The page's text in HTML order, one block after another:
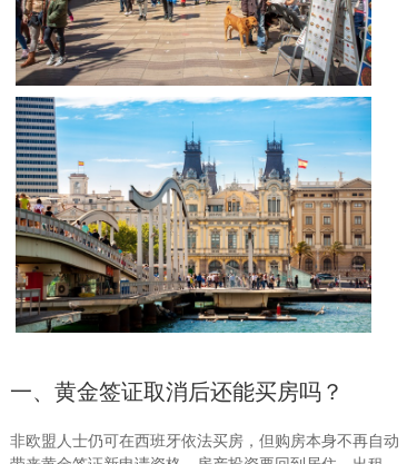
一、黄金签证取消后还能买房吗？
非欧盟人士仍可在西班牙依法买房，但购房本身不再自动